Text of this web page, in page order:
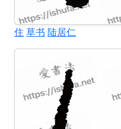
住 草书 陆居仁